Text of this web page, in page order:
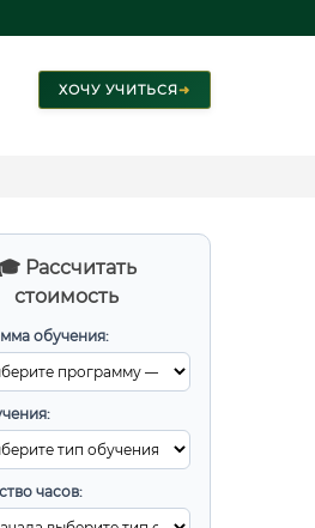
ХОЧУ УЧИТЬСЯ➜
🎓 Рассчитать
стоимость
обучения:
часов: